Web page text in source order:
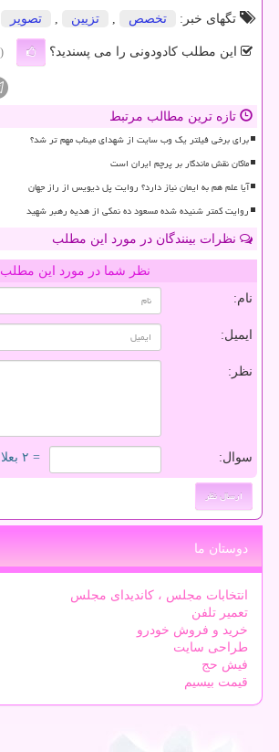
تگهای خبر:
تخصص تزیین تصویر
این مطلب کادودونی را می پسندید؟ (1)
تازه ترین مطالب مرتبط
برای برخی فیلتر یک وب سایت از شهدای میناب مهم تر شد؟
ماکان نقش ماندگار بر پرچم ایران است
آیا علم هم به ایمان نیاز دارد؟ روایت پل دیویس از راز جهان
روایت کمتر شنیده شده مسعود ده نمکی از هدیه رهبر شهید
نظرات بینندگان در مورد این مطلب
نظر شما در مورد این مطلب
نام:
ایمیل:
نظر:
سوال: = ۲ بعلاوه ۴
دوستان ما
انتخابات مجلس ، کاندیدای مجلس
تعمیر تلفن
خرید و فروش خودرو
طراحی سایت
فیش حج
قیمت بیسیم